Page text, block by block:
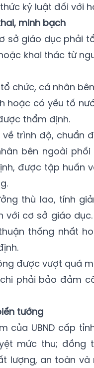
kỷ luật đối với
minh bạch
sở giáo dục phải
khai thác từ
chức, cá nhân
hoặc có yếu tố
thẩm định.
trình độ, chuẩn
bên ngoài
được tập huấn
thù lao, tính
cơ sở giáo
thống nhất
được vượt quá
phải bảo đảm
tướng
của UBND cấp
mức thu; đồng
lượng, an toàn